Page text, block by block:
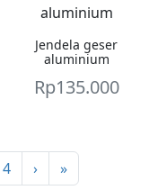
Jendela geser
aluminium
Rp135.000
Page
4 › »